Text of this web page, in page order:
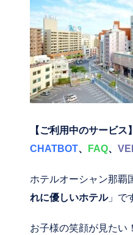
【ご利用中のサービス】
CHATBOT、 FAQ、
ホテルオーシャン那覇
れに優しいホテル」で
お子様の笑顔が見たい